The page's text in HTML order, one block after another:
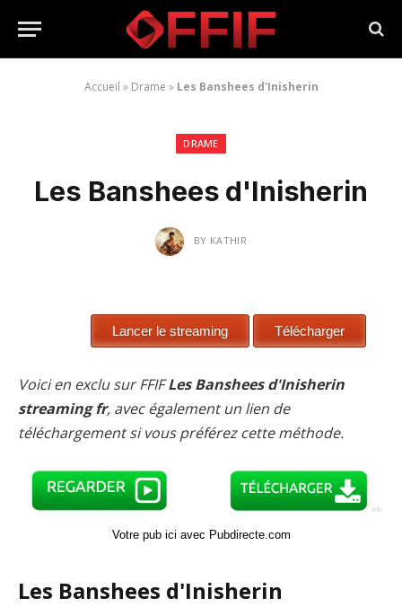
Accueil » Drame » Les Banshees d'Inisherin
DRAME
Les Banshees d'Inisherin
BY KATHIR
Voici en exclu sur FFIFLes Banshees d'Inisherin
streaming fr, avec également un lien de
téléchargement si vous préférez cette méthode.
Votre pub ici avec Pubdirecte.com
Les Banshees d'Inisherin